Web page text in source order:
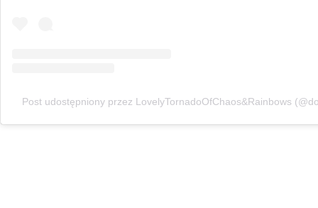
Post udostępniony przez LovelyTornadoOfChaos&Rainbows